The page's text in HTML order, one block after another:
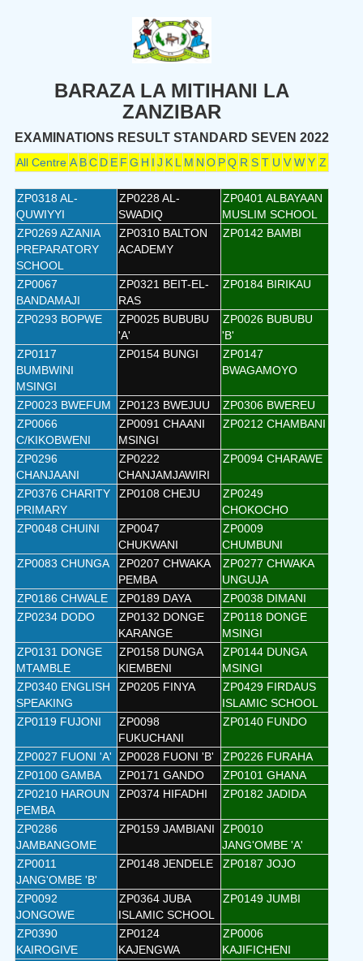
BARAZA LA MITIHANI LA
ZANZIBAR
EXAMINATIONS RESULT STANDARD SEVEN 2022
All Centre A BC D E F G H I J K L M N O P Q R S T U V W Y Z
ZP0318 AL-
QUWIYYI
ZP0228 AL-
SWADIQ
ZP0401 ALBAYAAN
MUSLIM SCHOOL
ZP0269 AZANIA
PREPARATORY
SCHOOL
ZP0310 BALTON
ACADEMY
ZP0142 BAMBI
ZP0067
BANDAMAJI
ZP0321 BEIT-EL-
RAS
ZP0184 BIRIKAU
ZP0293 BOPWE
ZP0025 BUBUBU
'A'
ZP0026 BUBUBU
'B'
ZP0117
BUMBWINI
MSINGI
ZP0154 BUNGI
ZP0147
BWAGAMOYO
ZP0023 BWEFUM ZP0123 BWEJUU
ZP0306 BWEREU
ZP0066
C/KIKOBWENI
ZP0091 CHAANI
MSINGI
ZP0212 CHAMBANI
ZP0296
CHANJAANI
ZP0222
CHANJAMJAWIRI
ZP0094 CHARAWE
ZP0376 CHARITY
PRIMARY
ZP0108 CHEJU
ZP0249
CHOKOCHO
ZP0048 CHUINI
ZP0047
CHUKWANI
ZP0009
CHUMBUNI
ZP0083 CHUNGA
ZP0207 CHWAKA
PEMBA
ZP0277 CHWAKA
UNGUJA
ZP0186 CHWALE
ZP0189 DAYA
ZP0038 DIMANI
ZP0234 DODO
ZP0132 DONGE
KARANGE
ZP0118 DONGE
MSINGI
ZP0131 DONGE
MTAMBLE
ZP0158 DUNGA
KIEMBENI
ZP0144 DUNGA
MSINGI
ZP0340 ENGLISH
SPEAKING
ZP0205 FINYA
ZP0429 FIRDAUS
ISLAMIC SCHOOL
ZP0119 FUJONI
ZP0098
FUKUCHANI
ZP0140 FUNDO
ZP0027 FUONI 'A' ZP0028 FUONI 'B'
ZP0226 FURAHA
ZP0100 GAMBA
ZP0171 GANDO
ZP0101 GHANA
ZP0210 HAROUN
PEMBA
ZP0374 HIFADHI ZP0182 JADIDA
ZP0286
JAMBANGOME
ZP0159 JAMBIANI
ZP0010
JANG'OMBE 'A'
ZP0011
JANG'OMBE 'B'
ZP0148 JENDELE ZP0187 JOJO
ZP0092
JONGOWE
ZP0364 JUBA
ISLAMIC SCHOOL
ZP0149 JUMBI
ZP0390
KAIROGIVE
ZP0124
KAJENGWA
ZP0006
KAJIFICHENI